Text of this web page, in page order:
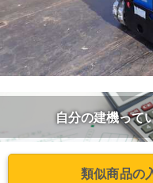
自分の建機って
類似商品の